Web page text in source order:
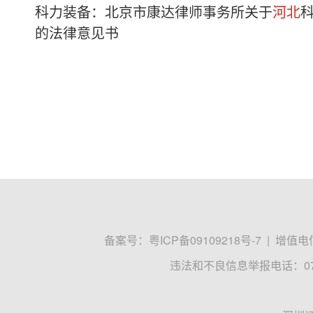
科力装备：北京市康达律师事务所关于河北
的法律意见书
备案号： 粤ICP备09109218号-7 | 增值电
违法和不良信息举报电话：